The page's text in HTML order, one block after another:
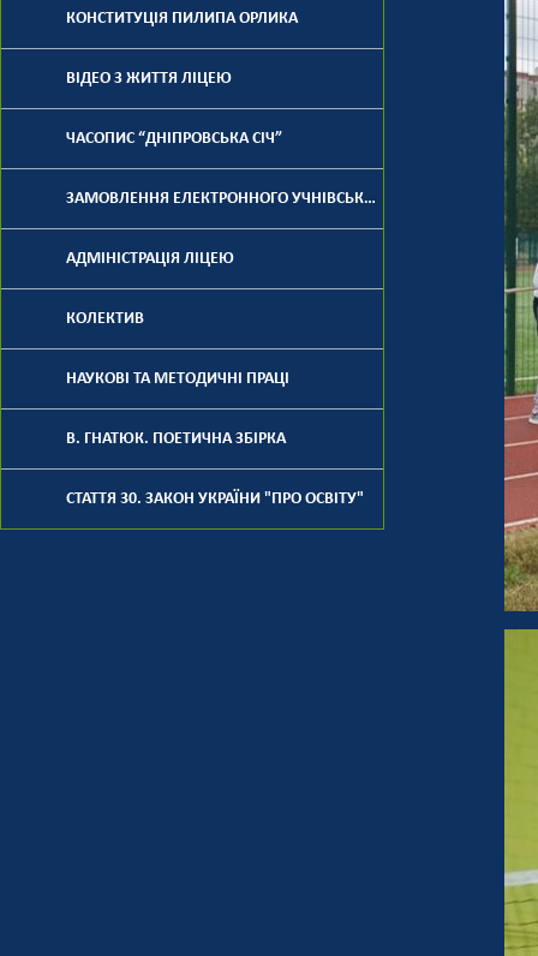
КОНСТИТУЦІЯ ПИЛИПА ОРЛИКА
ВІДЕО З ЖИТТЯ ЛІЦЕЮ
ЧАСОПИС “ДНІПРОВСЬКА СІЧ”
ЗАМОВЛЕННЯ ЕЛЕКТРОННОГО УЧНІВСЬКОГО КВИТКА
АДМІНІСТРАЦІЯ ЛІЦЕЮ
КОЛЕКТИВ
НАУКОВІ ТА МЕТОДИЧНІ ПРАЦІ
В. ГНАТЮК. ПОЕТИЧНА ЗБІРКА
СТАТТЯ 30. ЗАКОН УКРАЇНИ "ПРО ОСВІТУ"